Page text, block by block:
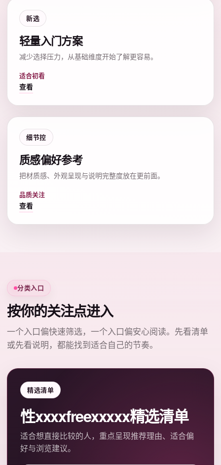
新选
轻量入门方案
减少选择压力，从基础维度开始了解更容易。
适合初看
查看
细节控
质感偏好参考
把材质感、外观呈现与说明完整度放在更前面。
品质关注
查看
分类入口
按你的关注点进入
一个入口偏快速筛选，一个入口偏安心阅读。先看清单
或先看说明，都能找到适合自己的节奏。
精选清单
性xxxxfreexxxxx精选清单
适合想直接比较的人，重点呈现推荐理由、适合偏
好与浏览建议。